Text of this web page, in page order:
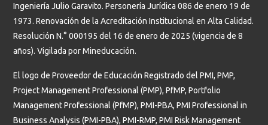
Ingeniería Julio Garavito. Personería Jurídica 086 de enero 19 de
1973. Renovación de la Acreditación Institucional en Alta Calidad.
Resolución N.° 000195 del 16 de enero de 2025 (vigencia de 8
años). Vigilada por Mineducación.
El logo de Proveedor de Educación Registrado del PMI, PMP,
Project Management Professional (PMP), PfMP, Portfolio
Management Professional (PfMP), PMI-PBA, PMI Professional in
Business Analysis (PMI-PBA), PMI-RMP, PMI Risk Management